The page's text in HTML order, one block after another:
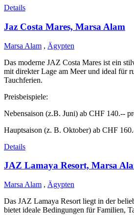
Details
Jaz Costa Mares, Marsa Alam
Marsa Alam , Ägypten
Das moderne JAZ Costa Mares ist ein
mit direkter Lage am Meer und ideal für
Tauchferien.
Preisbeispiele:
Nebensaison (z.B. Juni) ab CHF 140.--
Hauptsaison (z. B. Oktober) ab CHF
Details
JAZ Lamaya Resort, Marsa
Marsa Alam , Ägypten
Das JAZ Lamaya Resort liegt in der
bietet ideale Bedingungen für Familien,